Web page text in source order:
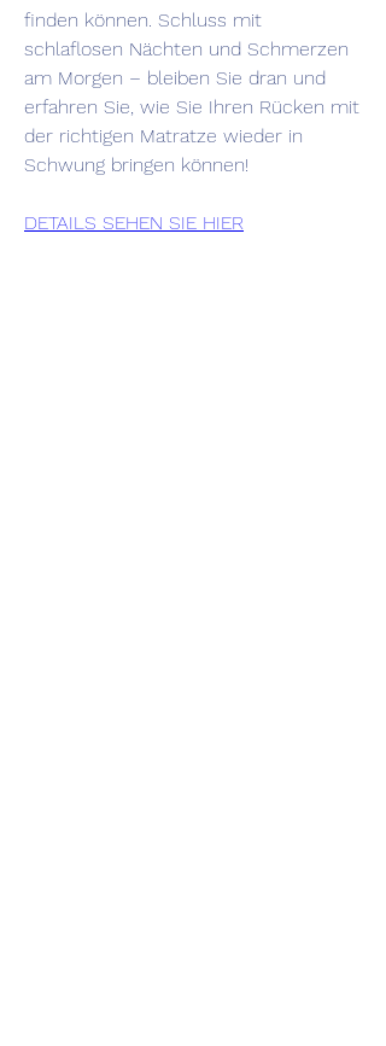
finden können. Schluss mit
schlaflosen Nächten und Schmerzen
am Morgen – bleiben Sie dran und
erfahren Sie, wie Sie Ihren Rücken mit
der richtigen Matratze wieder in
Schwung bringen können!
DETAILS SEHEN SIE HIER